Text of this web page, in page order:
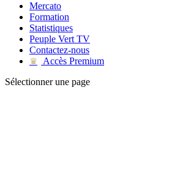
Mercato
Formation
Statistiques
Peuple Vert TV
Contactez-nous
♛
Accès Premium
Sélectionner une page